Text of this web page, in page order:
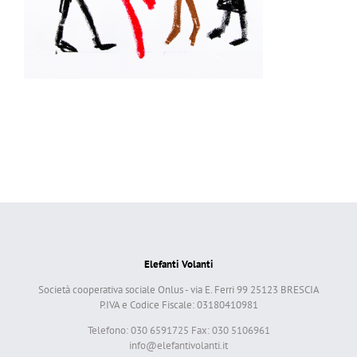
Elefanti Volanti
Società cooperativa sociale Onlus - via E. Ferri 99 25123 BRESCIA
P.IVA e Codice Fiscale: 03180410981
Telefono: 030 6591725 Fax: 030 5106961
info@elefantivolanti.it